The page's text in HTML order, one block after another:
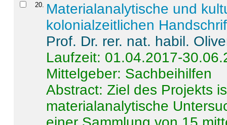
20
Materialanalytische und
kolonialzeitlichen
Prof. Dr. rer. nat. habil.
Laufzeit: 01.04.2017-
Mittelgeber: Sachbeihilfen
Abstract:Ziel des Projekts
materialanalytische